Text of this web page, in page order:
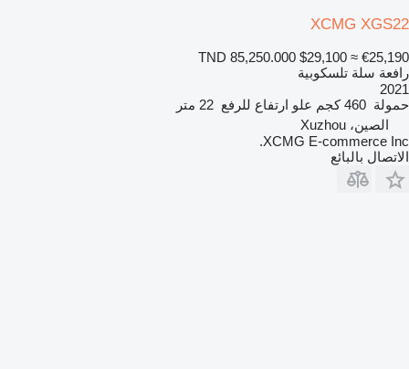
XCMG XGS22
TND 85,250.000 $29,100 ≈ €25,190
رافعة سلة تلسكوبية
2021
حمولة 460 كجم علو ارتفاع للرفع 22 متر
الصين، Xuzhou
XCMG E-commerce Inc.
الاتصال بالبائع